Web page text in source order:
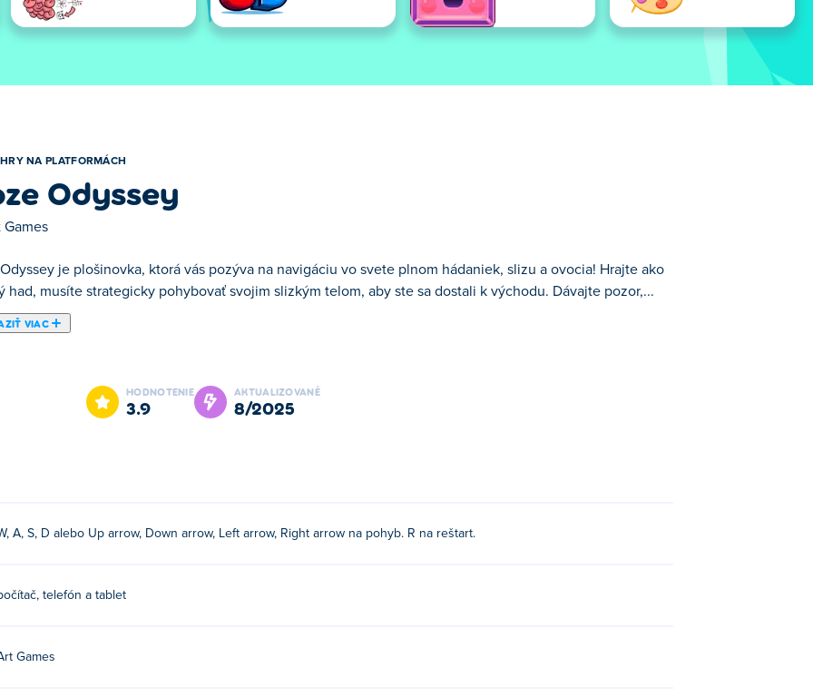
HRY NA PLATFORMÁCH
Odyssey
Games
je plošinovka, ktorá vás pozýva na navigáciu vo svete plnom hádaniek, slizu a ovocia! Hrajte ako
had, musíte strategicky pohybovať svojim slizkým telom, aby ste sa dostali k východu. Dávajte pozor,...
VIAC
na navigáciu vo svete plnom hádaniek, slizu a ovocia! Hrajte ako slizový had, musíte strategicky
svoju vlastnú úroveň! Vytvorte si svoju lepkavú hádanku a vyzvite svojich priateľov, aby zistili, či ju
Toto je ich prvá hra Poki!
HODNOTENIE
3.9
AKTUALIZOVANÉ
8/2025
A, S, D alebo Up arrow, Down arrow, Left arrow, Right arrow na pohyb. R na reštart.
telefón a tablet
Games